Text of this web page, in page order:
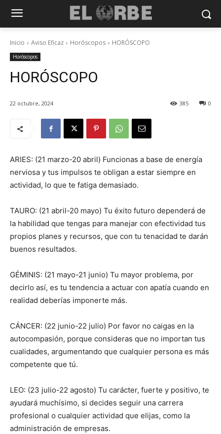
Inicio Aviso Eficaz Horóscopos HORÓSCOPO
Horóscopos
HORÓSCOPO
22 octubre, 2024 0
385
ARIES: (21 marzo-20 abril) Funcionas a base de energía
nerviosa y tus impulsos te obligan a estar siempre en
actividad, lo que te fatiga demasiado.
TAURO: (21 abril-20 mayo) Tu éxito futuro dependerá de
la habilidad que tengas para manejar con efectividad tus
propios planes y recursos, que con tu tenacidad te darán
buenos resultados.
GÉMINIS: (21 mayo-21 junio) Tu mayor problema, por
decirlo así, es tu tendencia a actuar con apatía cuando en
realidad deberías imponerte más.
CÁNCER: (22 junio-22 julio) Por favor no caigas en la
autocompasión, porque consideras que no importan tus
cualidades, argumentando que cualquier persona es más
competente que tú.
LEO: (23 julio-22 agosto) Tu carácter, fuerte y positivo, te
ayudará muchísimo, si decides seguir una carrera
profesional o cualquier actividad que elijas, como la
administración de empresas.